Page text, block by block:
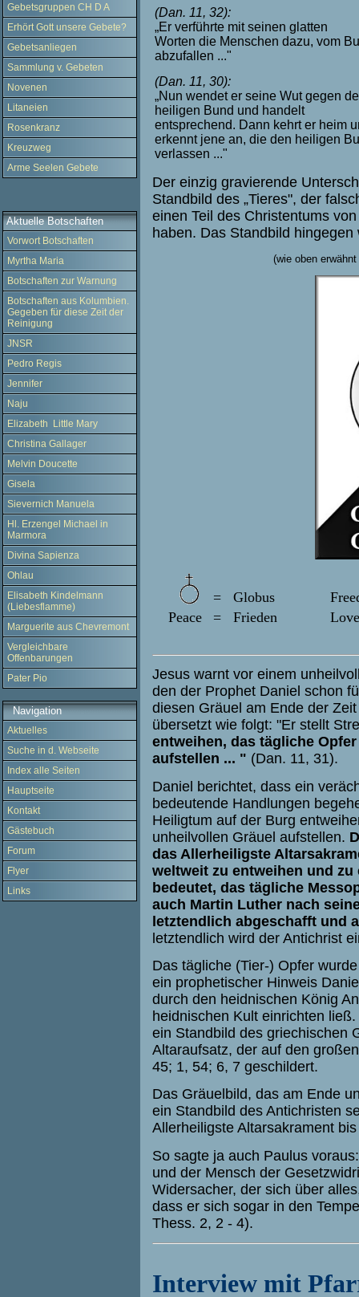
Gebetsgruppen CH D A
Erhört Gott unsere Gebete?
Gebetsanliegen
Sammlung v. Gebeten
Novenen
Litaneien
Rosenkranz
Kreuzweg
Arme Seelen Gebete
Aktuelle Botschaften
Vorwort Botschaften
Myrtha Maria
Botschaften zur Warnung
Botschaften aus Kolumbien.
Gegeben für diese Zeit der
Reinigung
JNSR
Pedro Regis
Jennifer
Naju
Elizabeth Little Mary
Christina Gallager
Melvin Doucette
Gisela
Sievernich Manuela
Hl. Erzengel Michael in
Marmora
Divina Sapienza
Ohlau
Elisabeth Kindelmann
(Liebesflamme)
Marguerite aus Chevremont
Vergleichbare
Offenbarungen
Pater Pio
Navigation
Aktuelles
Suche in d. Webseite
Index alle Seiten
Hauptseite
Kontakt
Gästebuch
Forum
Flyer
Links
(Dan. 11, 32):
„Er verführte mit seinen glatten
Worten die Menschen dazu, vom
abzufallen ..."
(Dan. 11, 30):
„Nun wendet er seine Wut gegen
heiligen Bund und handelt
entsprechend. Dann kehrt er heim
erkennt jene an, die den heiligen
verlassen ..."
Der einzig gravierende
Standbild des „Tieres", der
einen Teil des Christentums
haben. Das Standbild
(wie oben
= Globus
Peace
= Frieden
Jesus warnt vor einem
den der Prophet Daniel schon
diesen Gräuel am Ende der
übersetzt wie folgt: "Er stellt
entweihen, das tägliche
aufstellen ... " (Dan. 11, 31).
Daniel berichtet, dass ein
bedeutende Handlungen
Heiligtum auf der Burg
unheilvollen Gräuel aufstellen.
das Allerheiligste
weltweit zu entweihen und
bedeutet, das tägliche
auch Martin Luther nach
letztendlich abgeschafft und
letztendlich wird der Antichrist
Das tägliche (Tier-) Opfer
ein prophetischer Hinweis
durch den heidnischen König
heidnischen Kult einrichten
ein Standbild des griechischen
Altaraufsatz, der auf den
45; 1, 54; 6, 7 geschildert.
Das Gräuelbild, das am Ende
ein Standbild des Antichristen
Allerheiligste Altarsakrament
So sagte ja auch Paulus
und der Mensch der
Widersacher, der sich über
dass er sich sogar in den
Thess. 2, 2 - 4).
Interview mit